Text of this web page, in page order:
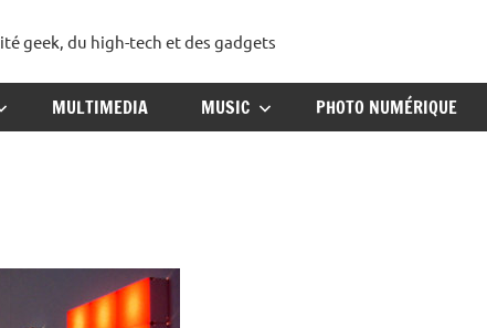
geek, du high-tech et des gadgets
MULTIMEDIA MUSIC PHOTO NUMÉRIQUE